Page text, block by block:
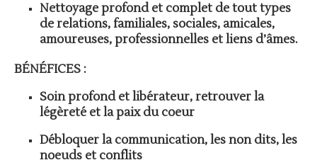
Nettoyage profond et complet de tout types
de relations, familiales, sociales, amicales,
amoureuses, professionnelles et liens d’âmes.
BÉNÉFICES :
Soin profond et libérateur, retrouver la
légèreté et la paix du coeur
Débloquer la communication, les non dits, les
noeuds et conflits